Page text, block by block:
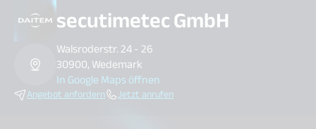
secutimetec GmbH
Walsroderstr. 24 - 26
30900, Wedemark
In Google Maps öffnen
Angebot anfordern Jetzt anrufen